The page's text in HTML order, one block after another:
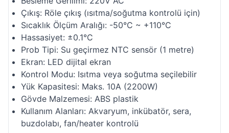
Çıkış: Röle çıkış (ısıtma/soğutma kontrolü için)
Sıcaklık Ölçüm Aralığı: -50°C ~ +110°C
Hassasiyet: ±0.1°C
Prob Tipi: Su geçirmez NTC sensör (1 metre)
Ekran: LED dijital ekran
Kontrol Modu: Isıtma veya soğutma seçilebilir
Yük Kapasitesi: Maks. 10A (2200W)
Gövde Malzemesi: ABS plastik
Kullanım Alanları: Akvaryum, inkübatör, sera,
buzdolabı, fan/heater kontrolü